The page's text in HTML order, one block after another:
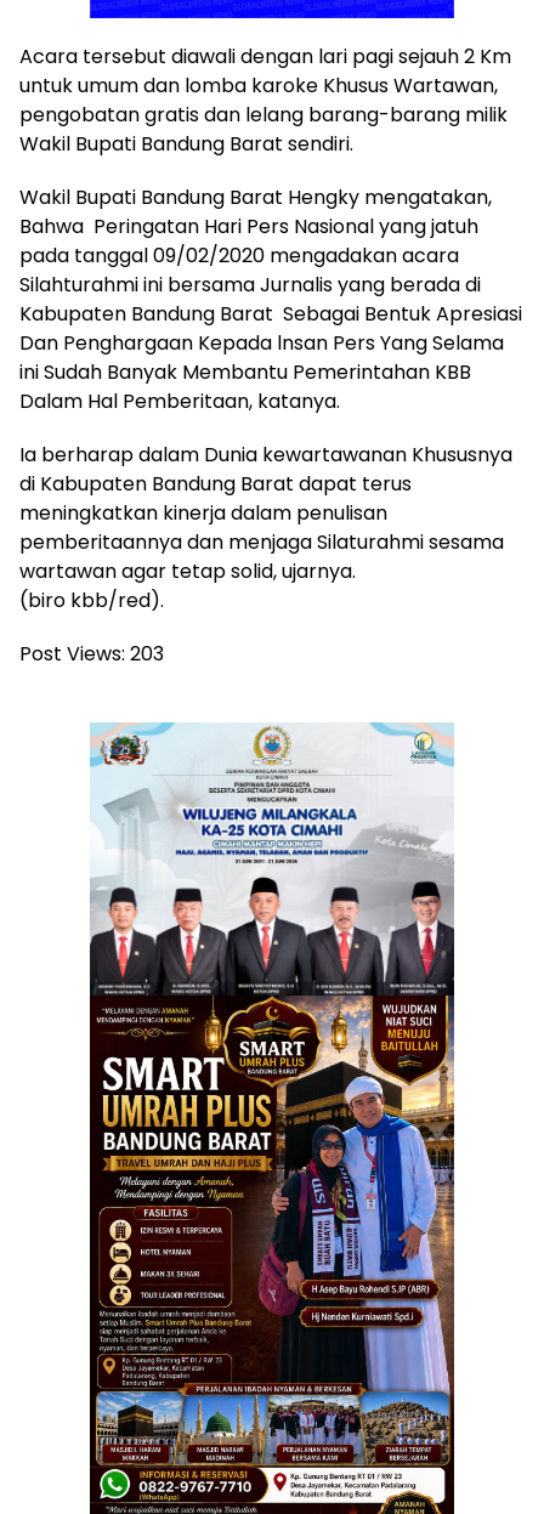
Acara tersebut diawali dengan lari pagi sejauh 2 Km
untuk umum dan lomba karoke Khusus Wartawan,
pengobatan gratis dan lelang barang-barang milik
Wakil Bupati Bandung Barat sendiri.
Wakil Bupati Bandung Barat Hengky mengatakan,
Bahwa Peringatan Hari Pers Nasional yang jatuh
pada tanggal 09/02/2020 mengadakan acara
Silahturahmi ini bersama Jurnalis yang berada di
Kabupaten Bandung Barat Sebagai Bentuk Apresiasi
Dan Penghargaan Kepada lnsan Pers Yang Selama
ini Sudah Banyak Membantu Pemerintahan KBB
Dalam Hal Pemberitaan, katanya.
Ia berharap dalam Dunia kewartawanan Khususnya
di Kabupaten Bandung Barat dapat terus
meningkatkan kinerja dalam penulisan
pemberitaannya dan menjaga Silaturahmi sesama
wartawan agar tetap solid, ujarnya.
(biro kbb/red).
Post Views: 203